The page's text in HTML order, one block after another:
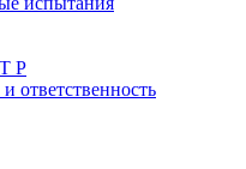
Р
ответственность